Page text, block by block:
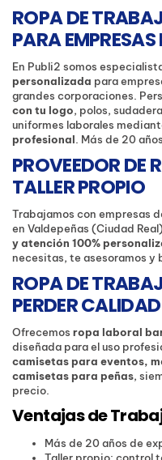
ROPA DE
PARA EMPRESAS
En Publi2 somos
personalizada para
grandes corporaciones.
con tu logo, polos,
uniformes laborales
profesional . Más de 20
PROVEEDOR DE
TALLER PROPIO
Trabajamos con empresas
en Valdepeñas (Ciudad
y atención 100%
necesitas, te asesoramos y
ROPA DE
PERDER CALIDAD
Ofrecemos ropa laboral
diseñada para el uso
camisetas para eventos,
camisetas para peñas,
precio.
Ventajas de
Más de 20 años de
Taller propio: control